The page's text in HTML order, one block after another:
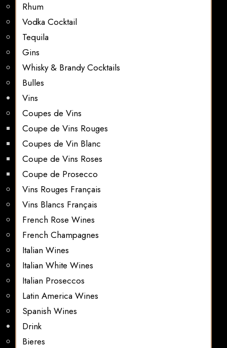
Rhum
Vodka Cocktail
Tequila
Gins
Whisky & Brandy Cocktails
Bulles
Vins
Coupes de Vins
Coupe de Vins Rouges
Coupes de Vin Blanc
Coupe de Vins Roses
Coupe de Prosecco
Vins Rouges Français
Vins Blancs Français
French Rose Wines
French Champagnes
Italian Wines
Italian White Wines
Italian Proseccos
Latin America Wines
Spanish Wines
Drink
Bieres